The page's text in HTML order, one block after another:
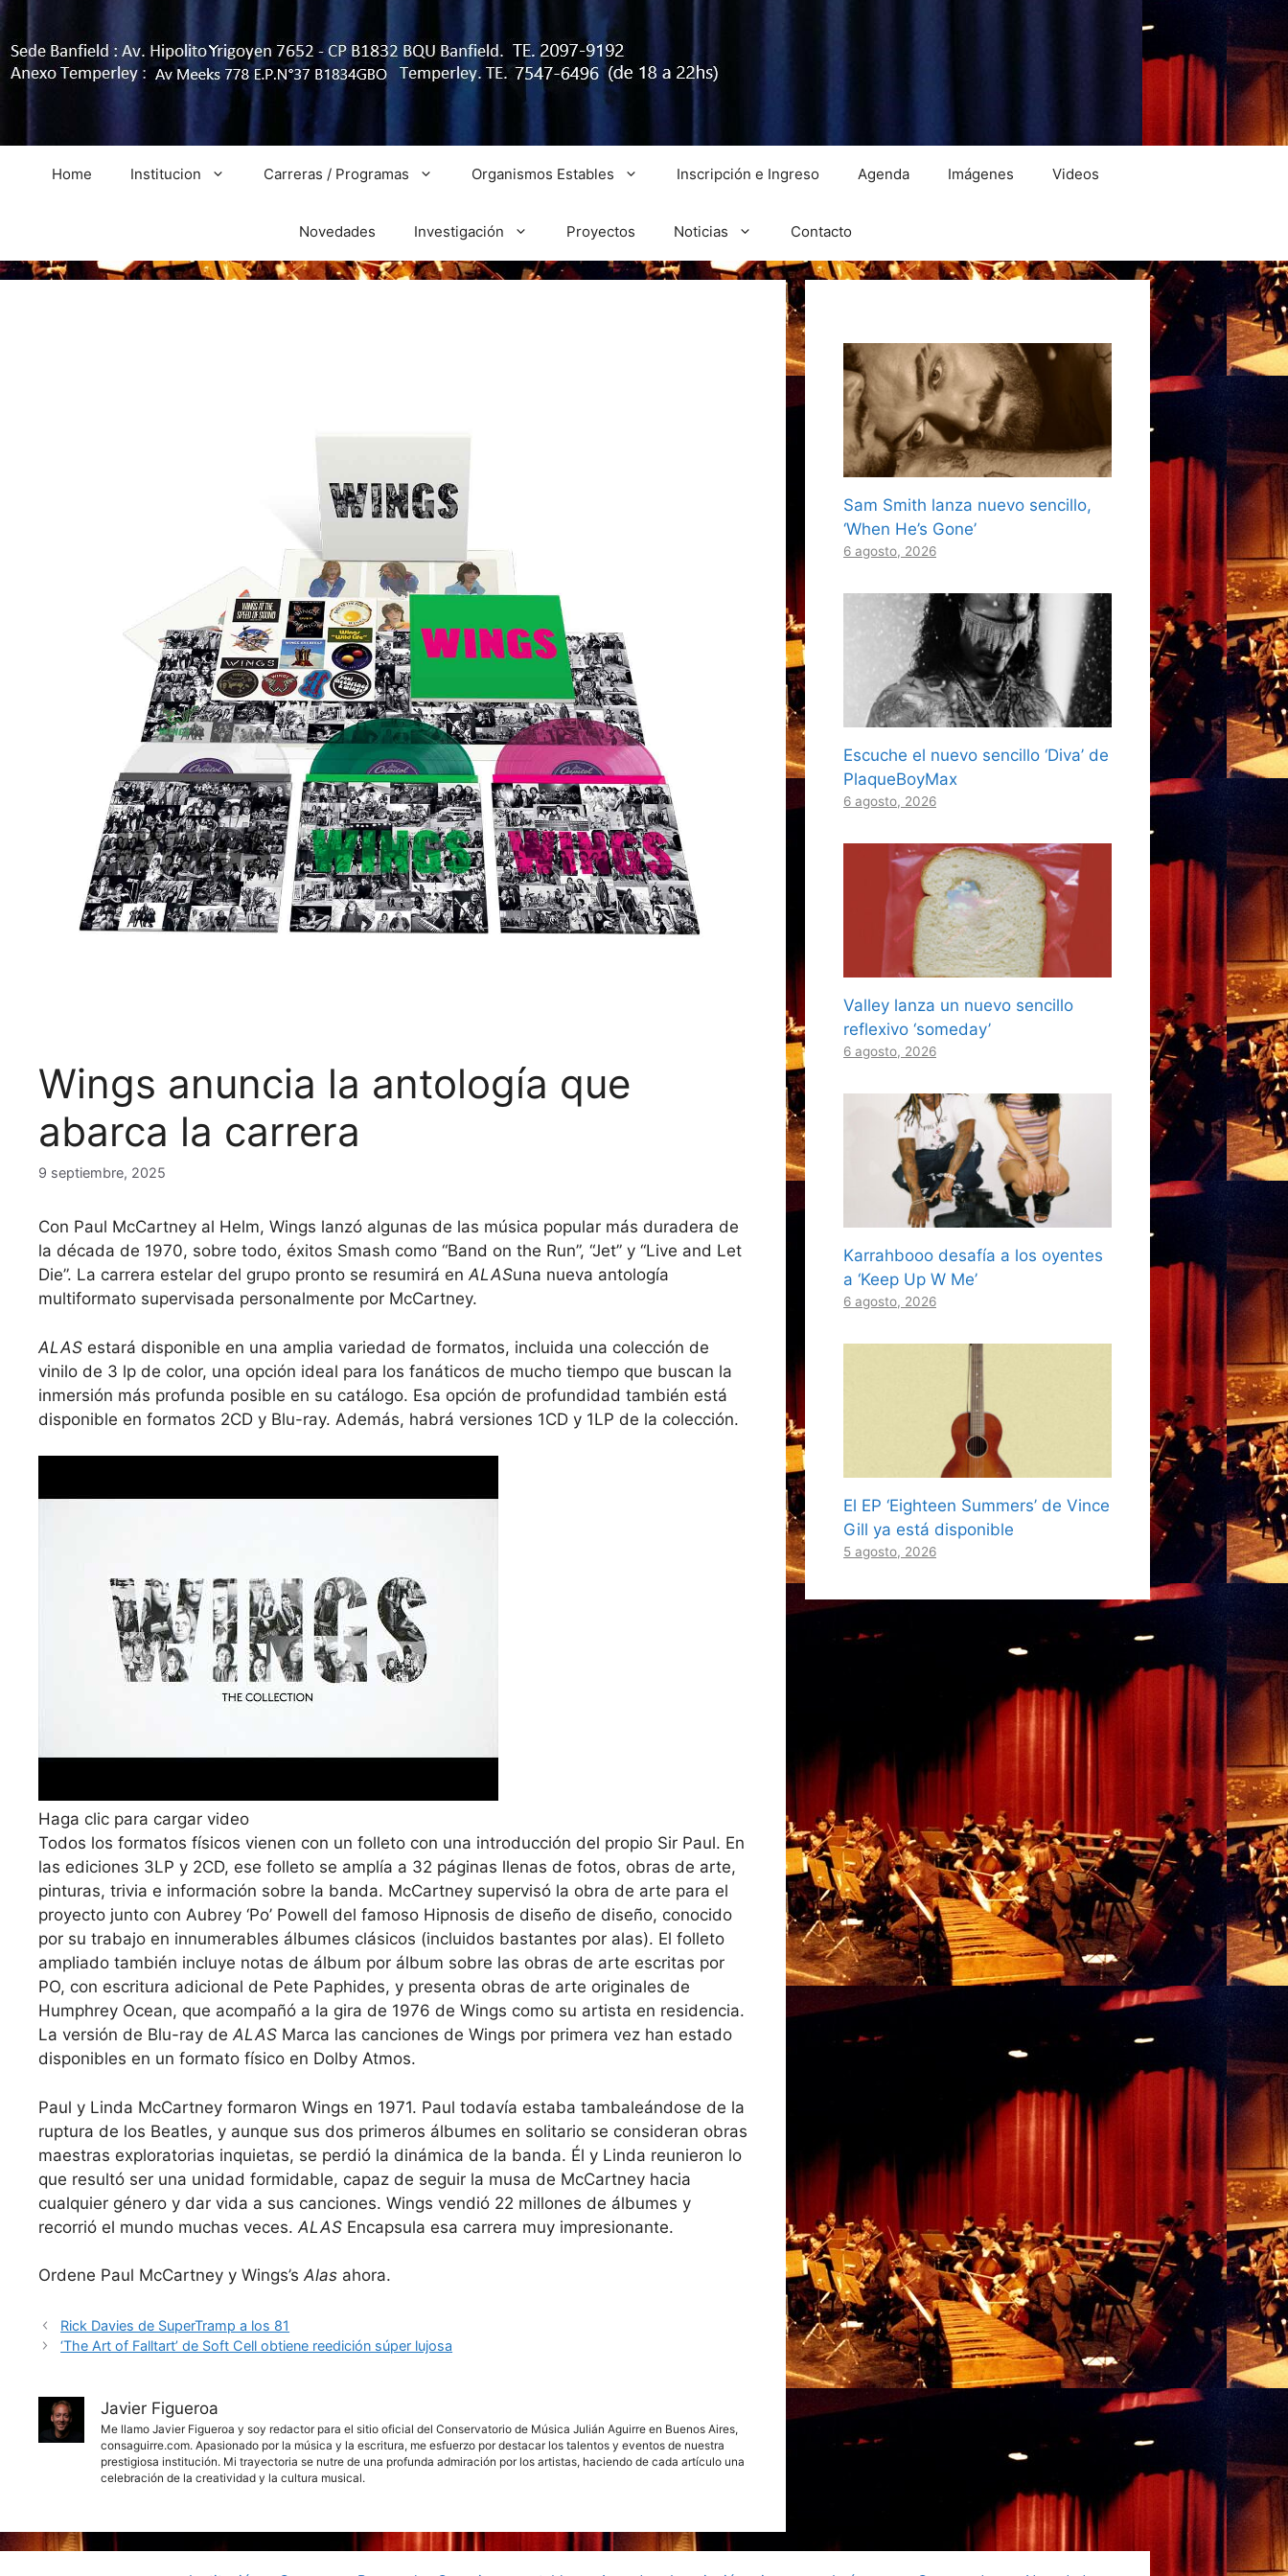
Home Institucion Carreras / Programas Organismos Estables Inscripción e Ingreso Agenda Imágenes Videos
Novedades Investigación Proyectos Noticias Contacto
Wings anuncia la antología que
abarca la carrera
9 septiembre, 2025
Con Paul McCartney al Helm, Wings lanzó algunas de las música popular más duradera de
la década de 1970, sobre todo, éxitos Smash como “Band on the Run”, “Jet” y “Live and Let
Die”. La carrera estelar del grupo pronto se resumirá enALASuna nueva antología
multiformato supervisada personalmente por McCartney.
ALAS estará disponible en una amplia variedad de formatos, incluida una colección de
vinilo de 3 lp de color, una opción ideal para los fanáticos de mucho tiempo que buscan la
inmersión más profunda posible en su catálogo. Esa opción de profundidad también está
disponible en formatos 2CD y Blu-ray. Además, habrá versiones 1CD y 1LP de la colección.
Haga clic para cargar video
Todos los formatos físicos vienen con un folleto con una introducción del propio Sir Paul. En
las ediciones 3LP y 2CD, ese folleto se amplía a 32 páginas llenas de fotos, obras de arte,
pinturas, trivia e información sobre la banda. McCartney supervisó la obra de arte para el
proyecto junto con Aubrey ‘Po’ Powell del famoso Hipnosis de diseño de diseño, conocido
por su trabajo en innumerables álbumes clásicos (incluidos bastantes por alas). El folleto
ampliado también incluye notas de álbum por álbum sobre las obras de arte escritas por
PO, con escritura adicional de Pete Paphides, y presenta obras de arte originales de
Humphrey Ocean, que acompañó a la gira de 1976 de Wings como su artista en residencia.
La versión de Blu-ray deALAS Marca las canciones de Wings por primera vez han estado
disponibles en un formato físico en Dolby Atmos.
Paul y Linda McCartney formaron Wings en 1971. Paul todavía estaba tambaleándose de la
ruptura de los Beatles, y aunque sus dos primeros álbumes en solitario se consideran obras
maestras exploratorias inquietas, se perdió la dinámica de la banda. Él y Linda reunieron lo
que resultó ser una unidad formidable, capaz de seguir la musa de McCartney hacia
cualquier género y dar vida a sus canciones. Wings vendió 22 millones de álbumes y
recorrió el mundo muchas veces. ALAS Encapsula esa carrera muy impresionante.
Ordene Paul McCartney y Wings’sAlas ahora.
Rick Davies de SuperTramp a los 81
‘The Art of Falltart’ de Soft Cell obtiene reedición súper lujosa
Javier Figueroa
Me llamo Javier Figueroa y soy redactor para el sitio oficial del Conservatorio de Música Julián Aguirre en Buenos Aires,
consaguirre.com. Apasionado por la música y la escritura, me esfuerzo por destacar los talentos y eventos de nuestra
prestigiosa institución. Mi trayectoria se nutre de una profunda admiración por los artistas, haciendo de cada artículo una
celebración de la creatividad y la cultura musical.
Sam Smith lanza nuevo sencillo,
‘When He’s Gone’
6 agosto, 2026
Escuche el nuevo sencillo ‘Diva’ de
PlaqueBoyMax
6 agosto, 2026
Valley lanza un nuevo sencillo
reflexivo ‘someday’
6 agosto, 2026
Karrahbooo desafía a los oyentes
a ‘Keep Up W Me’
6 agosto, 2026
El EP ‘Eighteen Summers’ de Vince
Gill ya está disponible
5 agosto, 2026